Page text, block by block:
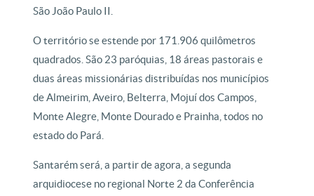
São João Paulo II.
O território se estende por 171.906 quilômetros
quadrados. São 23 paróquias, 18 áreas pastorais e
duas áreas missionárias distribuídas nos municípios
de Almeirim, Aveiro, Belterra, Mojuí dos Campos,
Monte Alegre, Monte Dourado e Prainha, todos no
estado do Pará.
Santarém será, a partir de agora, a segunda
arquidiocese no regional Norte 2 da Conferência